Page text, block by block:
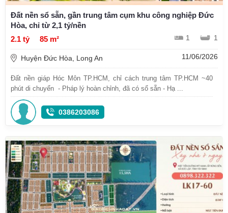
Đất nền sổ sẵn, gần trung tâm cụm khu công nghiệp Đức
Hòa, chỉ từ 2,1 tỷ/nền
2.1 tỷ
85 m² 1 1
Huyện Đức Hòa, Long An 11/06/2026
Đất nền giáp Hóc Môn TP.HCM, chỉ cách trung tâm TP.HCM ~40
phút di chuyển - Pháp lý hoàn chỉnh, đã có sổ sẵn - Hạ ...
0386203086